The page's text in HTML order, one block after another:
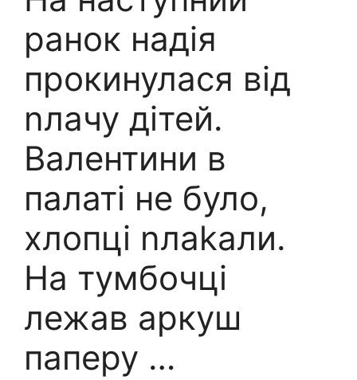
ранок надія
прокинулася від
nлачу дітей.
Валентини в
палаті не було,
хлопці nлаkали.
На тумбочці
лежав аркуш
паперу …